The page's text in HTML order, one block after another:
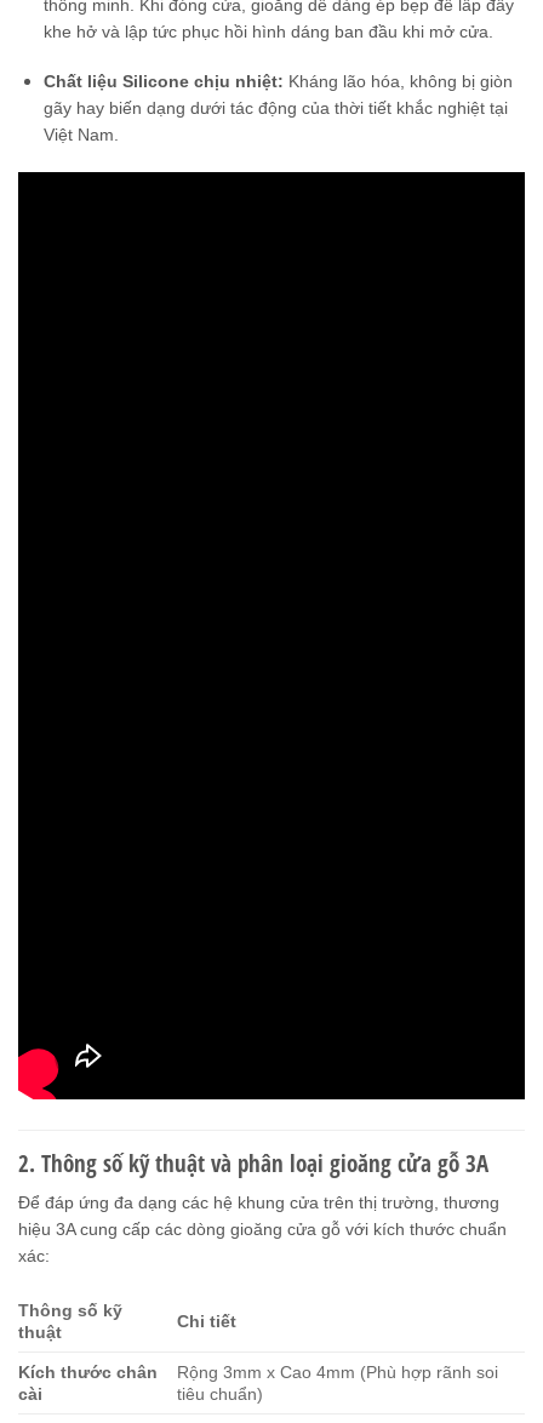
thông minh. Khi đóng cửa, gioăng dễ dàng ép bẹp để lấp đầy
khe hở và lập tức phục hồi hình dáng ban đầu khi mở cửa.
Chất liệu Silicone chịu nhiệt: Kháng lão hóa, không bị giòn
gãy hay biến dạng dưới tác động của thời tiết khắc nghiệt tại
Việt Nam.
2. Thông số kỹ thuật và phân loại gioăng cửa gỗ 3A
Để đáp ứng đa dạng các hệ khung cửa trên thị trường, thương
hiệu 3A cung cấp các dòng gioăng cửa gỗ với kích thước chuẩn
xác:
Thông số kỹ
thuật
Chi tiết
Kích thước chân
cài
Rộng 3mm x Cao 4mm (Phù hợp rãnh soi
tiêu chuẩn)